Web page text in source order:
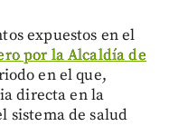
expuestos en el
por la Alcaldía de
en el que,
directa en la
sistema de salud